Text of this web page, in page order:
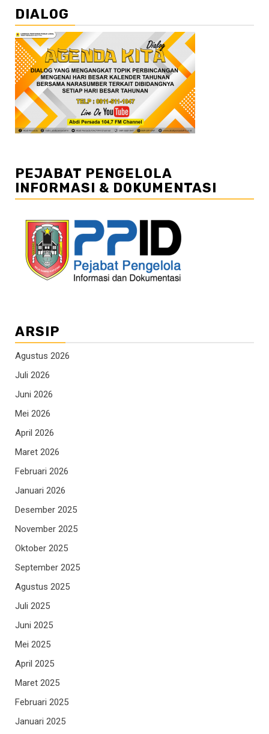
DIALOG
PEJABAT PENGELOLA
INFORMASI & DOKUMENTASI
ARSIP
Agustus 2026
Juli 2026
Juni 2026
Mei 2026
April 2026
Maret 2026
Februari 2026
Januari 2026
Desember 2025
November 2025
Oktober 2025
September 2025
Agustus 2025
Juli 2025
Juni 2025
Mei 2025
April 2025
Maret 2025
Februari 2025
Januari 2025